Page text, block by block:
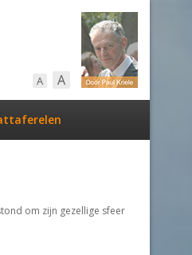
A A
om zijn gezellige sfeer